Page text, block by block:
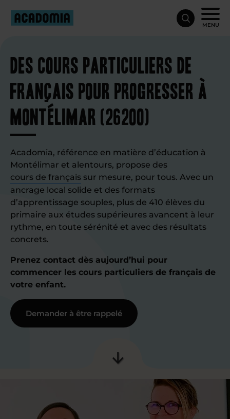
MENU
Des cours particuliers de
français pour progresser à
Montélimar (26200)
Acadomia, référence en matière d’éducation à
Montélimar et alentours, propose des
cours de français sur mesure, pour tous. Avec un
ancrage local solide et des formats
d’apprentissage souples, plus de 410 élèves du
primaire aux études supérieures avancent à leur
rythme, en toute sérénité et avec des résultats
concrets.
Prenez contact dès aujourd’hui pour
commencer les cours particuliers de français de
votre enfant.
Demander à être rappelé